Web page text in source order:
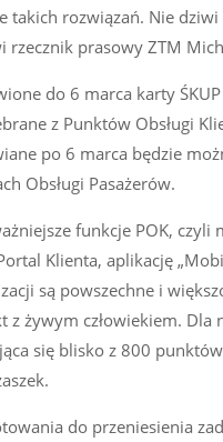
takich rozwiązań. Nie
rzecznik prasowy ZTM
do 6 marca karty
z Punktów Obsługi
po 6 marca będzie
Obsługi Pasażerów.
funkcje POK, czyli
Klienta, aplikację
są powszechne i
z żywym człowiekiem.
się blisko z 800
do przeniesienia